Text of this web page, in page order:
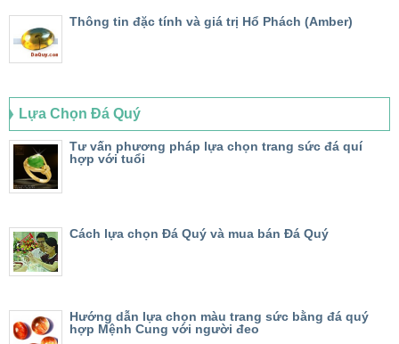
Thông tin đặc tính và giá trị Hổ Phách (Amber)
Lựa Chọn Đá Quý
Tư vấn phương pháp lựa chọn trang sức đá quí
hợp với tuổi
Cách lựa chọn Đá Quý và mua bán Đá Quý
Hướng dẫn lựa chọn màu trang sức bằng đá quý
hợp Mệnh Cung với người đeo